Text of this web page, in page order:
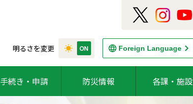
明るさを変更 Foreign Language
手続き・申請 防災情報 各課・施設